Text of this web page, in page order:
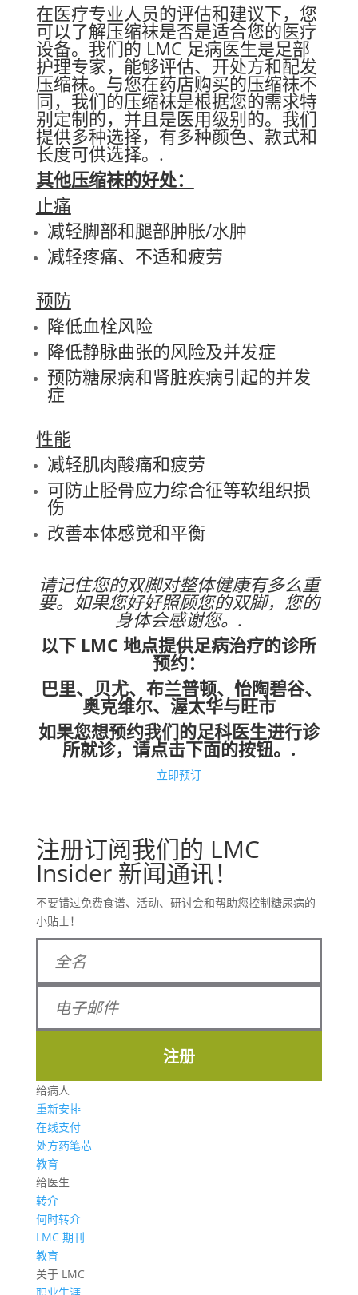
在医疗专业人员的评估和建议下，您
可以了解压缩袜是否是适合您的医疗
设备。我们的 LMC 足病医生是足部
护理专家，能够评估、开处方和配发
压缩袜。与您在药店购买的压缩袜不
同，我们的压缩袜是根据您的需求特
别定制的，并且是医用级别的。我们
提供多种选择，有多种颜色、款式和
长度可供选择。.
其他压缩袜的好处：
止痛
减轻脚部和腿部肿胀/水肿
减轻疼痛、不适和疲劳
预防
降低血栓风险
降低静脉曲张的风险及并发症
预防糖尿病和肾脏疾病引起的并发
症
性能
减轻肌肉酸痛和疲劳
可防止胫骨应力综合征等软组织损
伤
改善本体感觉和平衡
请记住您的双脚对整体健康有多么重
要。如果您好好照顾您的双脚，您的
身体会感谢您。.
以下 LMC 地点提供足病治疗的诊所
预约：
巴里、贝尤、布兰普顿、怡陶碧谷、
奥克维尔、渥太华与旺市
如果您想预约我们的足科医生进行诊
所就诊，请点击下面的按钮。.
立即预订
注册订阅我们的 LMC
Insider 新闻通讯！
不要错过免费食谱、活动、研讨会和帮助您控制糖尿病的
小贴士！
注册
给病人
重新安排
在线支付
处方药笔芯
教育
给医生
转介
何时转介
LMC 期刊
教育
关于 LMC